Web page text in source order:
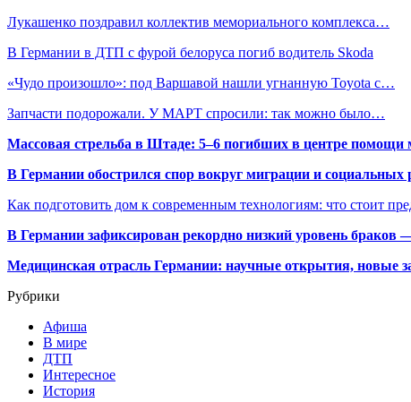
Лукашенко поздравил коллектив мемориального комплекса…
В Германии в ДТП с фурой белоруса погиб водитель Skoda
«Чудо произошло»: под Варшавой нашли угнанную Toyota с…
Запчасти подорожали. У МАРТ спросили: так можно было…
Массовая стрельба в Штаде: 5–6 погибших в центре
В Германии обострился спор вокруг миграции и социальных
Как подготовить дом к современным технологиям: что стоит
В Германии зафиксирован рекордно низкий уровень браков
Медицинская отрасль Германии: научные открытия, новые
Рубрики
Афиша
В мире
ДТП
Интересное
История